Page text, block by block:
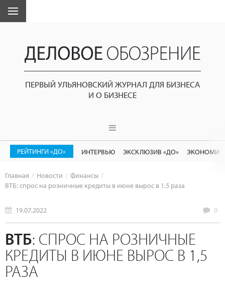
ПЕРВЫЙ УЛЬЯНОВСКИЙ ЖУРНАЛ ДЛЯ БИЗНЕСА
И О БИЗНЕСЕ
РЕЙТИНГИ «ДО» ИНТЕРВЬЮ ЭКСКЛЮЗИВ «ДО»
Главная Новости
Финансы
ВТБ: спрос на розничные кредиты в июне вырос в 1,5 раза
19.07.2022 0
ВТБ: СПРОС НА РОЗНИЧНЫЕ
КРЕДИТЫ В ИЮНЕ ВЫРОС В 1,5
РАЗА